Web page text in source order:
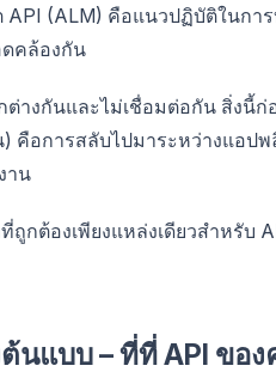
(ALM) คือแนวปฏิบัติในกา
คล้องกัน
งกันและไม่เชื่อมต่อกัน สิ่งนี้ก่อ
คือการสลับไปมาระหว่างแอป
าน
กต้องเพียงแหล่งเดียวสำหรับ
แบบ – ที่ที่ API ของ